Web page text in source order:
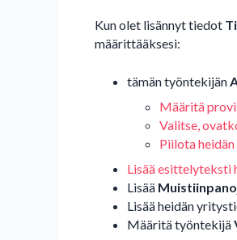
Kun olet lisännyt tiedot
määrittääksesi:
tämän työntekijän
Määritä
Valitse,
Piilota
Lisää esittelyteksti
Lisää
Lisää heidän
Määritä työntekijä